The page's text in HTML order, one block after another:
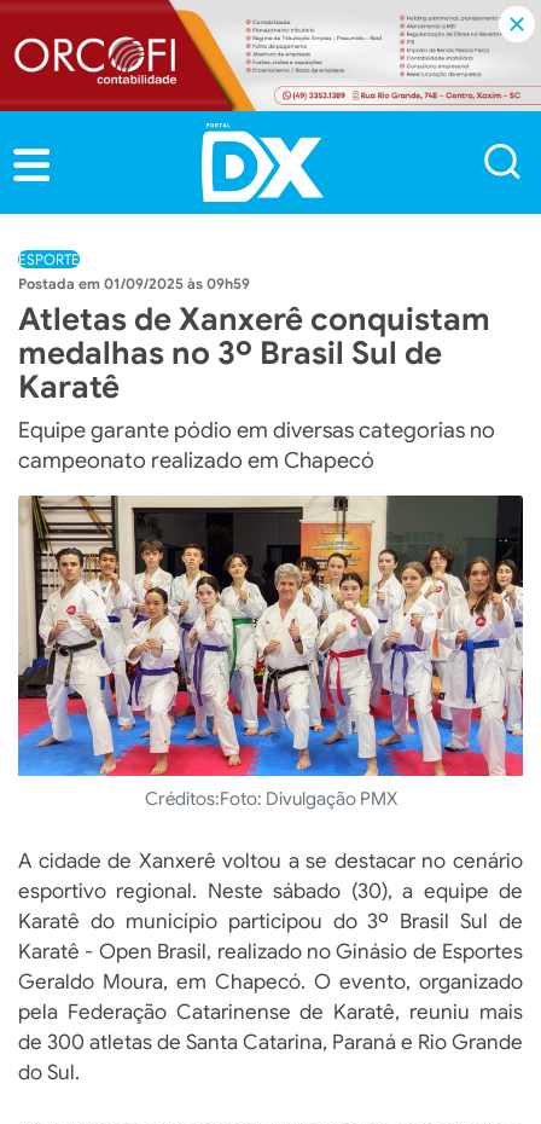
ESPORTE
01/09/2025 às 09h59
Atletas de Xanxerê conquistam
medalhas no 3º Brasil Sul de
Karatê
Equipe garante pódio em diversas categorias no
campeonato realizado em Chapecó
Créditos:Foto: Divulgação PMX
A cidade de Xanxerê voltou a se destacar no cenário
esportivo regional. Neste sábado (30), a equipe de
Karatê do município participou do 3º Brasil Sul de
Karatê - Open Brasil, realizado no Ginásio de Esportes
Geraldo Moura, em Chapecó. O evento, organizado
pela Federação Catarinense de Karatê, reuniu mais
de 300 atletas de Santa Catarina, Paraná e Rio Grande
do Sul.